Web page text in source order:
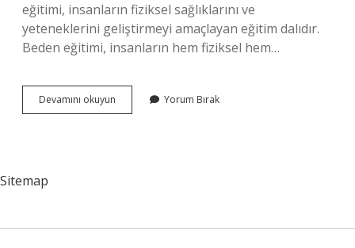
eğitimi, insanların fiziksel sağlıklarını ve
yeteneklerini geliştirmeyi amaçlayan eğitim dalıdır.
Beden eğitimi, insanların hem fiziksel hem…
Devamını okuyun
Eğitiminin
Yorum Bırak
Sitemap